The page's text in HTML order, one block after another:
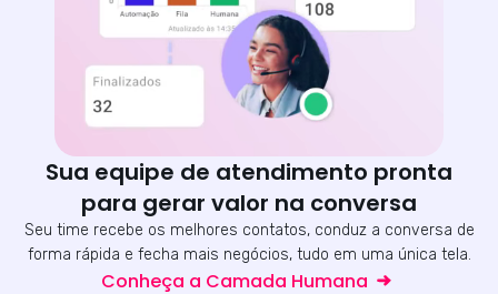
Sua equipe de atendimento pronta
para gerar valor na conversa
Seu time recebe os melhores contatos, conduz a conversa de
forma rápida e fecha mais negócios, tudo em uma única tela.
Conheça a Camada Humana